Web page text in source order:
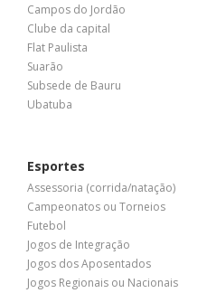
Campos do Jordão
Clube da capital
Flat Paulista
Suarão
Subsede de Bauru
Ubatuba
Esportes
Assessoria (corrida/natação)
Campeonatos ou Torneios
Futebol
Jogos de Integração
Jogos dos Aposentados
Jogos Regionais ou Nacionais